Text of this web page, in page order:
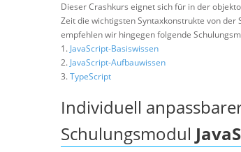
Dieser Crashkurs eignet sich für in der
Zeit die wichtigsten Syntaxkonstrukte von
empfehlen wir hingegen folgende
1. JavaScript-Basiswissen
2. JavaScript-Aufbauwissen
3.TypeScript
Individuell
Schulungsmodul